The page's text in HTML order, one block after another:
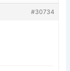
#30734